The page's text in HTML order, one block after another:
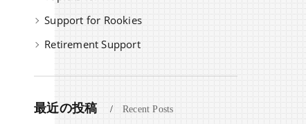
Support for Rookies
Retirement Support
最近の投稿 Recent Posts